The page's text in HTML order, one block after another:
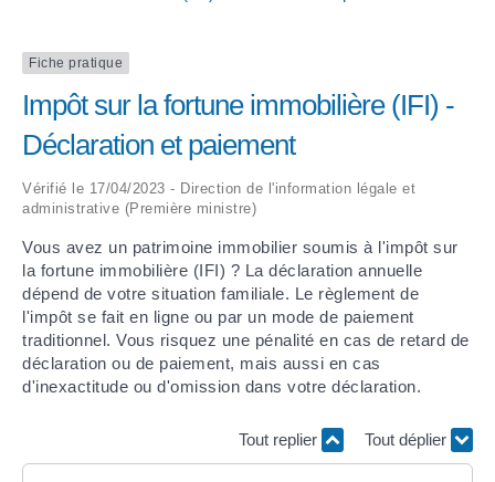
Fiche pratique
Impôt sur la fortune immobilière (IFI) -
Déclaration et paiement
Vérifié le 17/04/2023 - Direction de l'information légale et
administrative (Première ministre)
Vous avez un patrimoine immobilier soumis à l'impôt sur
la fortune immobilière (IFI) ? La déclaration annuelle
dépend de votre situation familiale. Le règlement de
l'impôt se fait en ligne ou par un mode de paiement
traditionnel. Vous risquez une pénalité en cas de retard de
déclaration ou de paiement, mais aussi en cas
d'inexactitude ou d'omission dans votre déclaration.
Tout replier Tout déplier
FICHE D'ORGANISATION MANIFESTATION
PLAN D'ACTION MUNICIPAL